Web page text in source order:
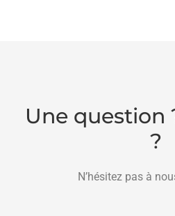
Une question
?
N’hésitez pas à